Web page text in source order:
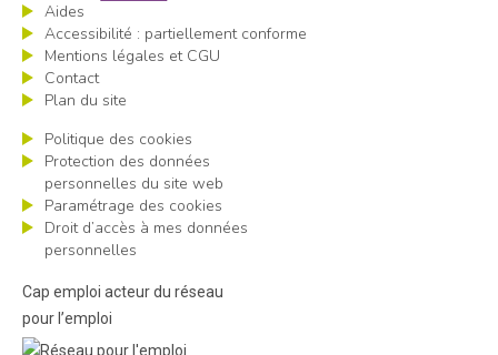
Aides
Accessibilité : partiellement conforme
Mentions légales et CGU
Contact
Plan du site
Politique des cookies
Protection des données
personnelles du site web
Paramétrage des cookies
Droit d’accès à mes données
personnelles
Cap emploi acteur du réseau
pour l’emploi